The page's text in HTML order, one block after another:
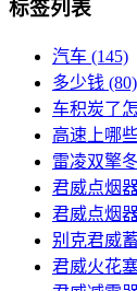
标签列表
汽车 (145)
多少钱 (80)
车积炭了
高速上哪
雷凌双擎
君威点烟
君威点烟
别克君威
君威火花